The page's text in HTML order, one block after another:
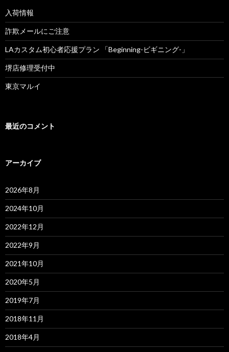
入荷情報
詐欺メールにご注意
LAカスタム初心者応援プラン 「Beginning-ビギニング-」
堺店修理受付中
東京マルイ
最近のコメント
アーカイブ
2026年8月
2024年10月
2022年12月
2022年9月
2021年10月
2020年5月
2019年7月
2018年11月
2018年4月